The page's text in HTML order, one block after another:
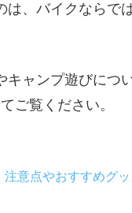
、バイクならで
ャンプ遊びにつ
ご覧ください。
意点やおすすめグ